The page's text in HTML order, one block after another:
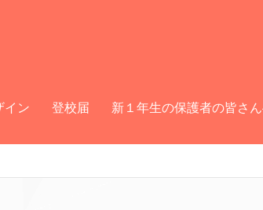
イン 登校届 新１年生の保護者の皆さ